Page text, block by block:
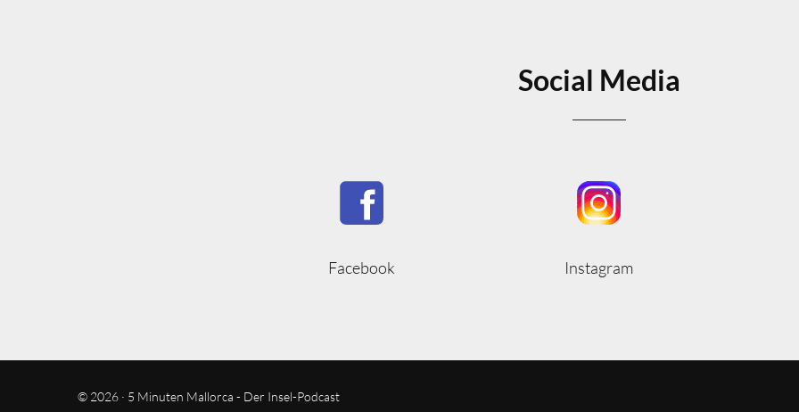
Social Media
Facebook Instagram
© 2026 · 5 Minuten Mallorca - Der Insel-Podcast